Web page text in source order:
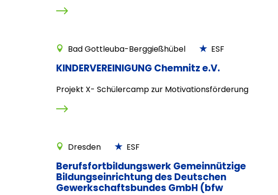
Bad Gottleuba-Berggießhübel ESF
KINDERVEREINIGUNG Chemnitz e.V.
Projekt X- Schülercamp zur Motivationsförderung
Dresden ESF
Berufsfortbildungswerk Gemeinnützige
Bildungseinrichtung des Deutschen
Gewerkschaftsbundes GmbH (bfw